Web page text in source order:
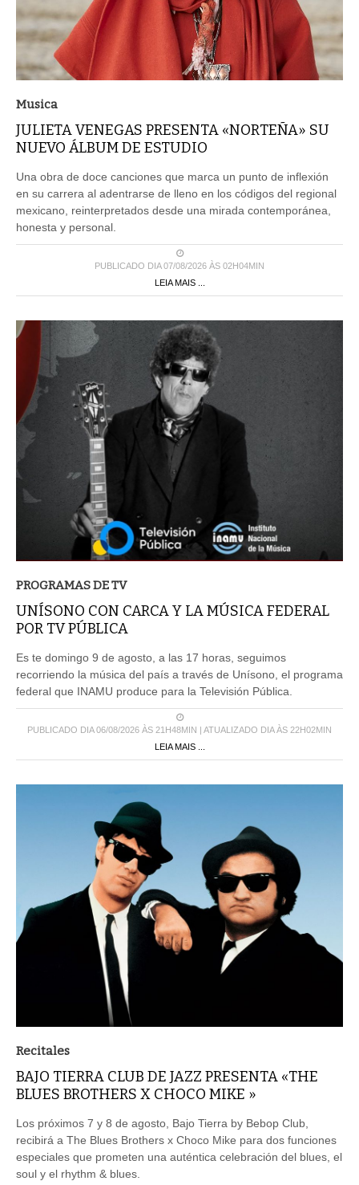
Musica
JULIETA VENEGAS PRESENTA «NORTEÑA» SU
NUEVO ÁLBUM DE ESTUDIO
Una obra de doce canciones que marca un punto de inflexión
en su carrera al adentrarse de lleno en los códigos del regional
mexicano, reinterpretados desde una mirada contemporánea,
honesta y personal.
PUBLICADO DIA 07/08/2026 ÀS 02H04MIN
LEIA MAIS ...
PROGRAMAS DE TV
UNÍSONO CON CARCA Y LA MÚSICA FEDERAL
POR TV PÚBLICA
Es te domingo 9 de agosto, a las 17 horas, seguimos
recorriendo la música del país a través de Unísono, el programa
federal que INAMU produce para la Televisión Pública.
PUBLICADO DIA 06/08/2026 ÀS 21H48MIN | ATUALIZADO DIA ÀS 22H02MIN
LEIA MAIS ...
Recitales
BAJO TIERRA CLUB DE JAZZ PRESENTA «THE
BLUES BROTHERS X CHOCO MIKE »
Los próximos 7 y 8 de agosto, Bajo Tierra by Bebop Club,
recibirá a The Blues Brothers x Choco Mike para dos funciones
especiales que prometen una auténtica celebración del blues, el
soul y el rhythm & blues.